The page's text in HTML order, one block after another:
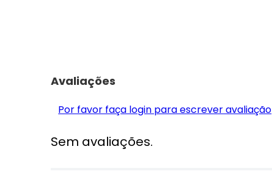
Avaliações
Por favor faça login para escrever avaliação
Sem avaliações.